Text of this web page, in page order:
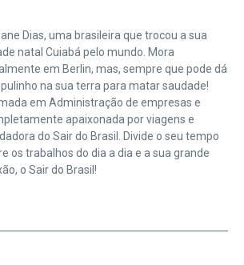
Dias, uma brasileira que trocou a sua
natal Cuiabá pelo mundo. Mora
em Berlin, mas, sempre que pode dá
na sua terra para matar saudade!
em Administração de empresas e
apaixonada por viagens e
do Sair do Brasil. Divide o seu tempo
os trabalhos do dia a dia e a sua grande
o Sair do Brasil!